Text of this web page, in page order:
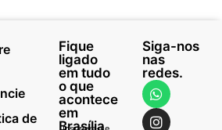
de
Fique
ligado
em tudo
o que
acontece
em
Brasília
Siga-nos
nas
redes.